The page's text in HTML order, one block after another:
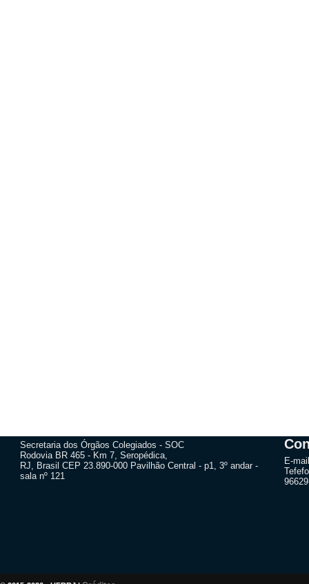
Secretaria dos Órgãos Colegiados - SOC
Rodovia BR 465 - Km 7, Seropédica,
RJ, Brasil CEP 23.890-000 Pavilhão Central - p1, 3º andar -
sala nº 121
E-